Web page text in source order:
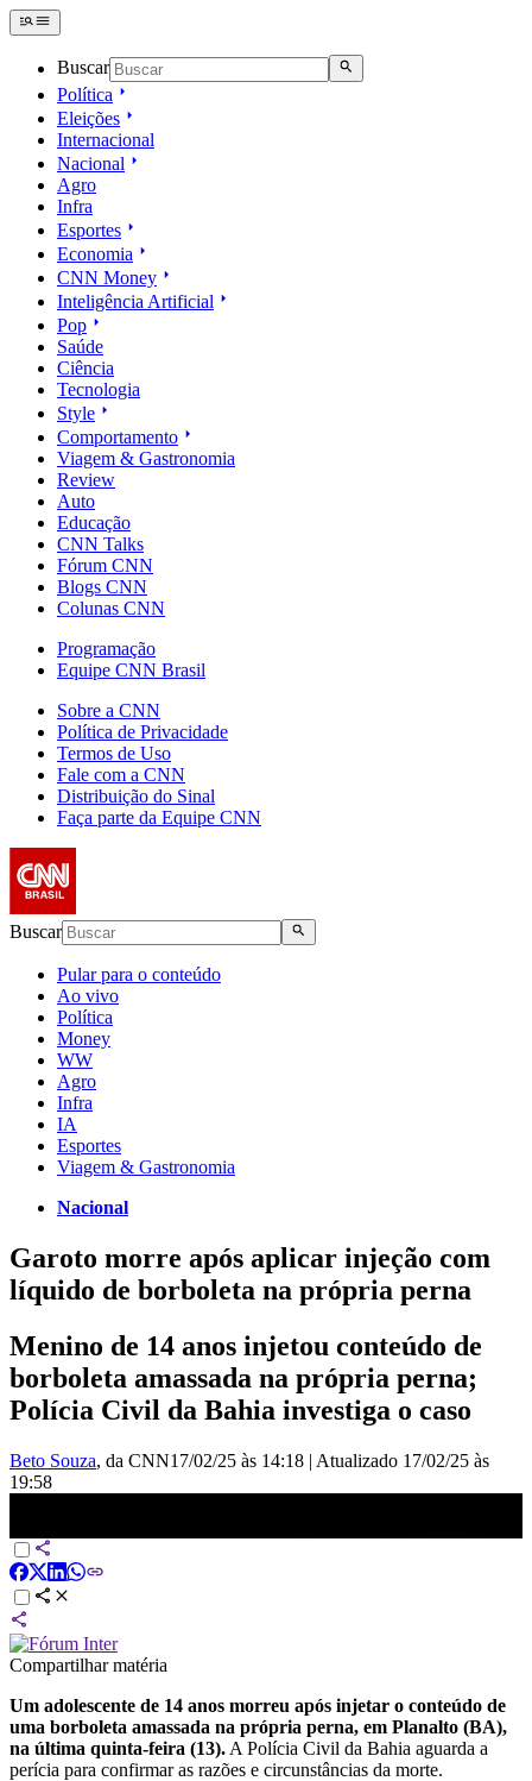
Buscar
Política
Eleições
Internacional
Nacional
Agro
Infra
Esportes
Economia
CNN Money
Inteligência Artificial
Pop
Saúde
Ciência
Tecnologia
Style
Comportamento
Viagem & Gastronomia
Review
Auto
Educação
CNN Talks
Fórum CNN
Blogs CNN
Colunas CNN
Programação
Equipe CNN Brasil
Sobre a CNN
Política de Privacidade
Termos de Uso
Fale com a CNN
Distribuição do Sinal
Faça parte da Equipe CNN
Buscar
Pular para o conteúdo
Ao vivo
Política
Money
WW
Agro
Infra
IA
Esportes
Viagem & Gastronomia
Nacional
Garoto morre após aplicar injeção com
líquido de borboleta na própria perna
Menino de 14 anos injetou conteúdo de
borboleta amassada na própria perna;
Polícia Civil da Bahia investiga o caso
Beto Souza, da CNN17/02/25 às 14:18 | Atualizado 17/02/25 às
19:58
Compartilhar matéria
Um adolescente de 14 anos morreu após injetar o conteúdo de
uma borboleta amassada na própria perna, em Planalto (BA),
na última quinta-feira (13). A Polícia Civil da Bahia aguarda a
perícia para confirmar as razões e circunstâncias da morte.